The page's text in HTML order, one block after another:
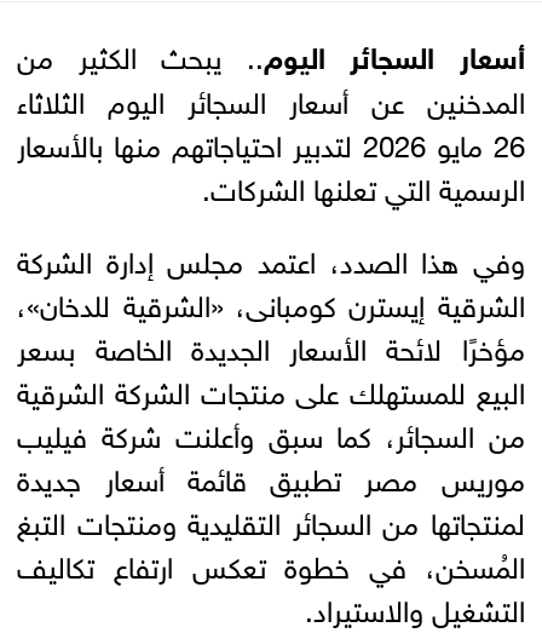
أسعار السجائر اليوم.. يبحث الكثير من
المدخنين عن أسعار السجائر اليوم الثلاثاء
26 مايو 2026 لتدبير احتياجاتهم منها بالأسعار
الرسمية التي تعلنها الشركات.
وفي هذا الصدد، اعتمد مجلس إدارة الشركة
الشرقية إيسترن كومبانى، «الشرقية للدخان»،
مؤخرًا لائحة الأسعار الجديدة الخاصة بسعر
البيع للمستهلك على منتجات الشركة الشرقية
من السجائر، كما سبق وأعلنت شركة فيليب
موريس مصر تطبيق قائمة أسعار جديدة
لمنتجاتها من السجائر التقليدية ومنتجات التبغ
المُسخن، في خطوة تعكس ارتفاع تكاليف
التشغيل والاستيراد.